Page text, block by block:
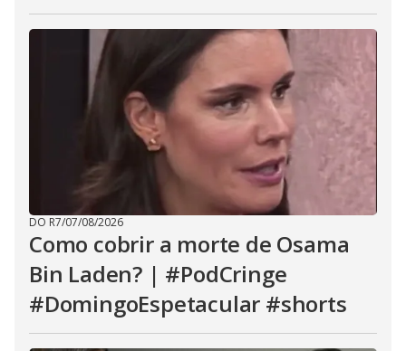
DO R7/07/08/2026
Como cobrir a morte de Osama
Bin Laden? | #PodCringe
#DomingoEspetacular #shorts